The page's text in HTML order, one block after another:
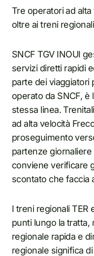
Tre operatori ad
oltre ai treni
SNCF TGV INOUI
servizi diretti rapidi
parte dei viaggiatori
operato da SNCF, è
stessa linea.
ad alta velocità
proseguimento
partenze
conviene verificare
scontato che faccia
I treni regionali TER
punti lungo la tratta,
regionale rapida e
regionale significa